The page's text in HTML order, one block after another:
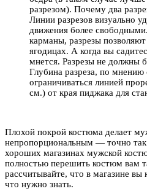
разрезом). Почему два
Линии разрезов визуально
движения более
карманы, разрезы
ягодицах. А когда вы
мнется. Разрезы не должны
Глубина разреза, по мнению
ограничиваться линией
см.) от края пиджака для
Плохой покрой костюма делает
непропорциональным — точно
хороших магазинах мужской
полностью перешить костюм вам
рассчитывайте, что в магазине
что нужно знать.